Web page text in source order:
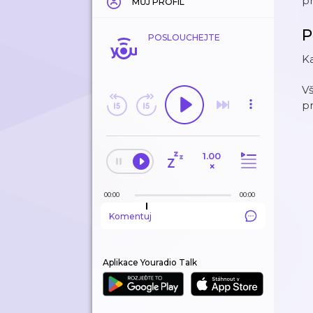
POSLOUCHEJTE
1.00
×
00:00 00:00
Komentuj
Aplikace Youradio Talk